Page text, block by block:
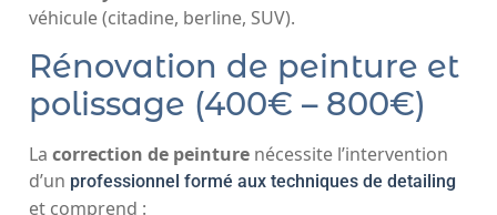
véhicule (citadine, berline, SUV).
Rénovation de peinture et
polissage (400€ – 800€)
La correction de peinture nécessite l’intervention
d’un professionnel formé aux techniques de detailing
et comprend :